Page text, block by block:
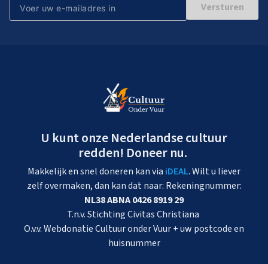
Versturen
U kunt onze Nederlandse cultuur
redden! Doneer nu.
Makkelijk en snel doneren kan via iDEAL. Wilt u liever
zelf overmaken, dan kan dat naar: Rekeningnummer:
NL38 ABNA 0426 8919 29
T.n.v. Stichting Civitas Christiana
O.v.v. Webdonatie Cultuur onder Vuur + uw postcode en
huisnummer